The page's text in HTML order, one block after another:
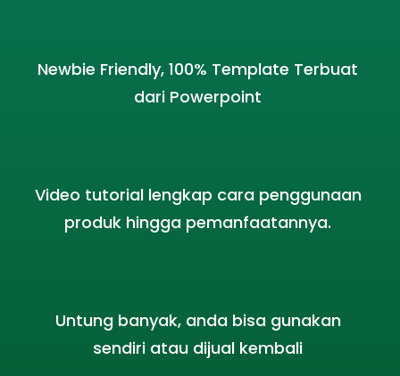
Newbie Friendly, 100% Template Terbuat
dari Powerpoint
Video tutorial lengkap cara penggunaan
produk hingga pemanfaatannya.
Untung banyak, anda bisa gunakan
sendiri atau dijual kembali